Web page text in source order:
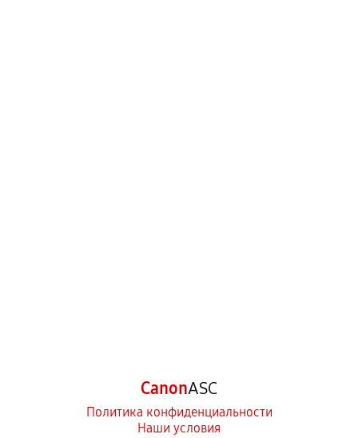
CanonASC
Политика конфиденциальности
Наши условия